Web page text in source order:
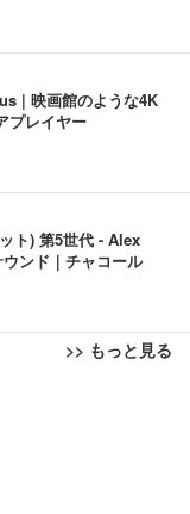
| 映画館のような4K
プレイヤー
ト) 第5世代 - Alex
ンド｜チャコール
>> もっと見る
テレワーク 疲れな
パクト 約105度ロッ
座面昇降 強化ナイロ
宅ワーク H-WY01
ニター | FlexScan
USB Type-C・ホワ
ツ 薄型 レギュラー 1
枚